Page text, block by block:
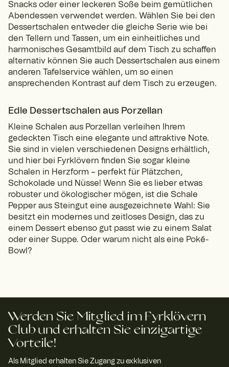
Snacks oder einer leckeren Soße beim gemütlichen
Abendessen verwendet werden. Wählen Sie bei den
Dessertschalen entweder die gleiche Serie wie bei
den Tellern und Tassen, um ein einheitliches und
harmonisches Gesamtbild auf dem Tisch zu schaffen
alternativ können Sie auch Dessertschalen aus einem
anderen Tafelservice wählen, um so einen
ansprechenden Kontrast auf dem Tisch zu erzeugen.
Edle Dessertschalen aus Porzellan
Kleine Schalen aus Porzellan verleihen Ihrem
gedeckten Tisch eine elegante und attraktive Note.
Sie sind in vielen verschiedenen Designs erhältlich,
und hier bei Fyrklövern finden Sie sogar kleine
Schalen in Herzform – perfekt für Plätzchen,
Schokolade und Nüsse! Wenn Sie es lieber etwas
robuster und ökologischer mögen, ist die Schale
Pepper aus Steingut eine ausgezeichnete Wahl: Sie
besitzt ein modernes und zeitloses Design, das zu
einem Dessert ebenso gut passt wie zu einem Salat
oder einer Suppe. Oder warum nicht als eine Poké-
Bowl?
Werden Sie Mitglied im Fyrklövern
Club und erhalten Sie einzigartige
Vorteile!
Als Mitglied erhalten Sie Zugang zu exklusiven